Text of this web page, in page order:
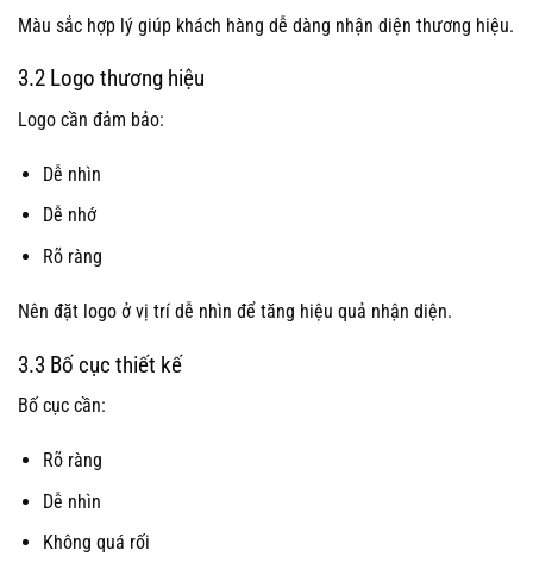
Màu sắc hợp lý giúp khách hàng dễ dàng nhận diện thương hiệu.
3.2 Logo thương hiệu
Logo cần đảm bảo:
Dễ nhìn
Dễ nhớ
Rõ ràng
Nên đặt logo ở vị trí dễ nhìn để tăng hiệu quả nhận diện.
3.3 Bố cục thiết kế
Bố cục cần:
Rõ ràng
Dễ nhìn
Không quá rối